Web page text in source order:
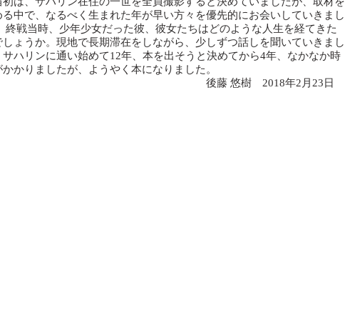
る中で、なるべく生まれた年が早い方々を優先的にお会いしていきまし
終戦当時、少年少女だった彼、彼女たちはどのような人生を経てきた
しょうか。現地で長期滞在をしながら、少しずつ話しを聞いていきまし
サハリンに通い始めて12年、本を出そうと決めてから4年、なかなか時
かかりましたが、ようやく本になりました。
藤 悠樹 2018年2月23日